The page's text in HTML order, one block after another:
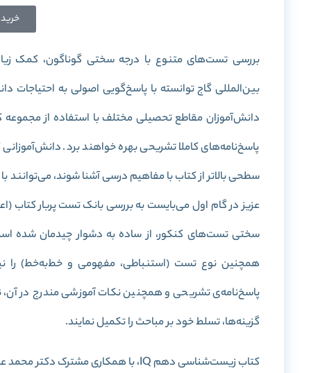
بررسی تست‌های متنوع با درجه سختی گوناگون، کمک
بین‌المللی گاج توانسته با پاسخ‌گویی اصولی به
پاسخ‌نامه‌های کاملا تشریحی بهره خواهند برد.
سطحی بالاتر از کتاب با مفاهیم درسی آشنا شوند،
عزیز در گام اول می‌بایست به بررسی بانک تست پربار کتاب
سختی تست‌های کنکور، از ساده به دشوار چیدمان شده
همچنین نوع تست (استنباطی، مفهومی و خط‌به‌خط) را
پاسخ‌نامه‌ی تشریحی و همچنین نکات آموزشی مندرج در
گزینه‌ها، تسلط خود بر مباحث را تکمیل نمایند.
کتاب زیست‌شناسی دهم IQ، با همکاری مشترک دکتر محمد عیسایی و بهروز شهابی در 480 صفحه گردآوری شده است.